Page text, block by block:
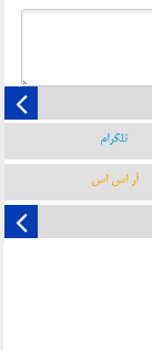
تلگرام
آر اس اس